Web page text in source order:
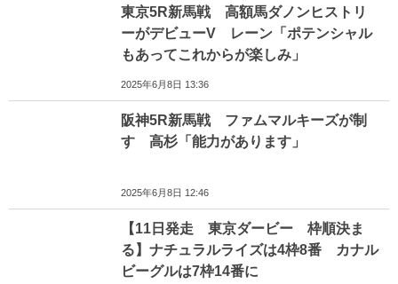
東京5R新馬戦 高額馬ダノンヒストリ
ーがデビューV レーン「ポテンシャル
もあってこれからが楽しみ」
2025年6月8日 13:36
阪神5R新馬戦 ファムマルキーズが制
す 高杉「能力があります」
2025年6月8日 12:46
【11日発走 東京ダービー 枠順決ま
る】ナチュラルライズは4枠8番 カナル
ビーグルは7枠14番に